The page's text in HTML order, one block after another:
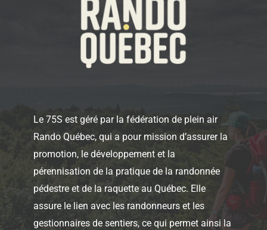
Le 75S est géré par la fédération de plein air
Rando Québec, qui a pour mission d’assurer la
promotion, le développement et la
pérennisation de la pratique de la randonnée
pédestre et de la raquette au Québec. Elle
assure le lien avec les randonneurs et les
gestionnaires de sentiers, ce qui permet ainsi la